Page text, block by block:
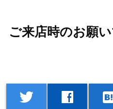
ご来店時のお願
twitter facebook